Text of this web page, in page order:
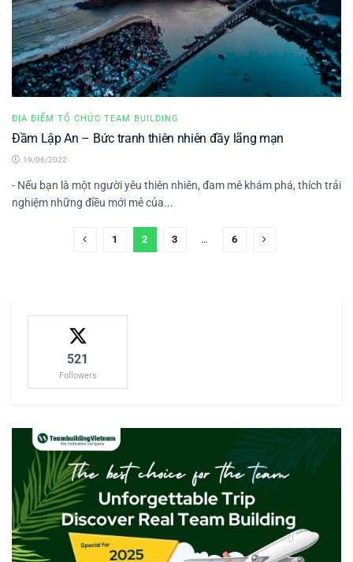
ĐỊA ĐIỂM TỔ CHỨC TEAM BUILDING
Đầm Lập An – Bức tranh thiên nhiên đầy lãng mạn
19/06/2022
- Nếu bạn là một người yêu thiên nhiên, đam mê khám phá, thích trải
nghiệm những điều mới mẻ của...
1 2 3 … 6
521
Followers